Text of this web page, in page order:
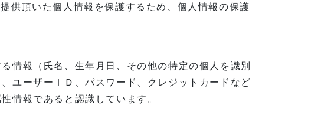
供頂いた個人情報を保護するため、個人情報の保護
情報（氏名、生年月日、その他の特定の個人を識別
ユーザーＩＤ、パスワード、クレジットカードなど
情報であると認識しています。